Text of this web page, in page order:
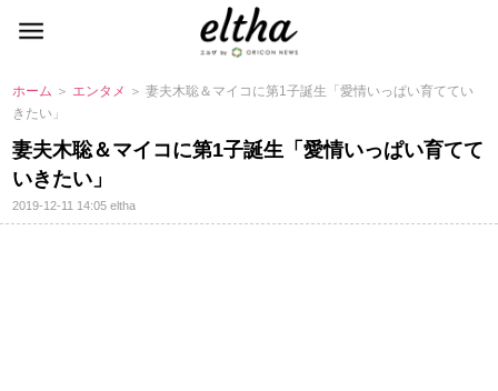
ホーム ＞ エンタメ ＞ 妻夫木聡＆マイコに第1子誕生「愛情いっぱい育ててい
きたい」
妻夫木聡＆マイコに第1子誕生「愛情いっぱい育てて
いきたい」
2019-12-11 14:05eltha